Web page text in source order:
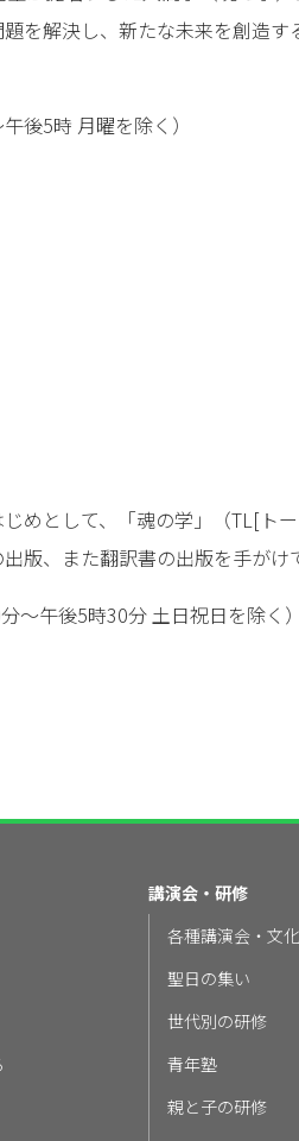
を解決し、新たな未来を創造
後5時 月曜を除く）
めとして、「魂の学」（TL[ト
版、また翻訳書の出版を手がけ
～午後5時30分 土日祝日を除く）
講演会・研修
各種講演会・文
聖日の集い
世代別の研修
青年塾
親と子の研修